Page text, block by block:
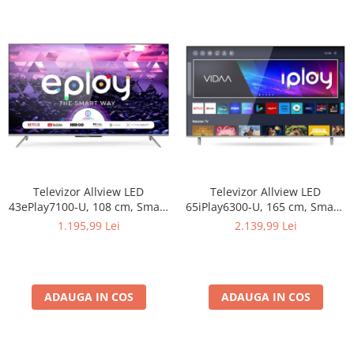
Televizor Allview LED
43ePlay7100-U, 108 cm, Smart
Android, 4K Ultra HD,Clasa G
1.195,99 Lei
ADAUGA IN COS
Televizor Allview LED
65iPlay6300-U, 165 cm, Smart,
4K Ultra HD, Clasa F
2.139,99 Lei
ADAUGA IN COS